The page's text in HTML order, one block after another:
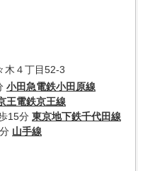
木４丁目52-3
小田急電鉄小田原線
王電鉄京王線
15分 東京地下鉄千代田線
山手線